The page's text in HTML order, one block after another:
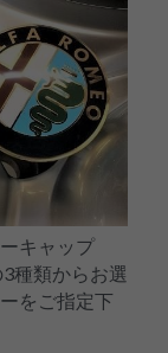
キャップ
種類からお選
をご指定下